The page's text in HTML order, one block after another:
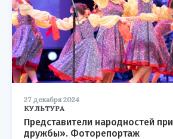
27 декабря 2024
КУЛЬТУРА
Представители народностей
дружбы». Фоторепортаж